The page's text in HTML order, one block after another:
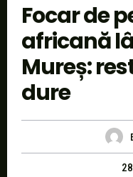
Focar de
africană
Mureș:
dure